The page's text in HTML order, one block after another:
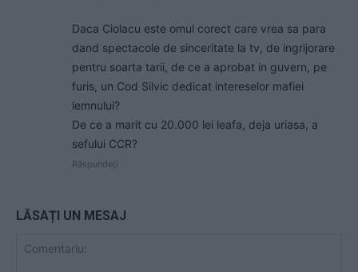
Daca Ciolacu este omul corect care vrea sa para
dand spectacole de sinceritate la tv, de ingrijorare
pentru soarta tarii, de ce a aprobat in guvern, pe
furis, un Cod Silvic dedicat intereselor mafiei
lemnului?
De ce a marit cu 20.000 lei leafa, deja uriasa, a
sefului CCR?
Răspundeți
LĂSAȚI UN MESAJ